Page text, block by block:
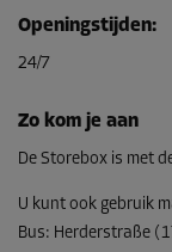
-10%
96,00 EUR/maand
86,39 EUR/maand
Unit 55
Openingstijden:
24/7
Zo kom je aan
De Storebox is met
U kunt ook gebruik
Bus: Herderstraße